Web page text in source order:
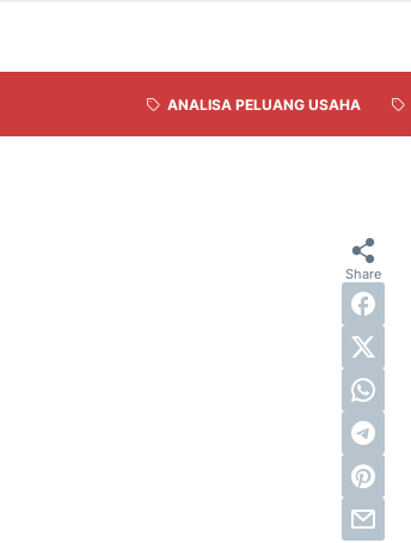
ANALISA PELUANG USAHA